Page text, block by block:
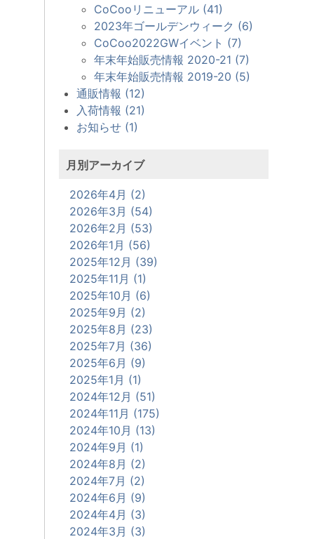
CoCooリニューアル (41)
2023年ゴールデンウィーク (6)
CoCoo2022GWイベント (7)
年末年始販売情報 2020-21 (7)
年末年始販売情報 2019-20 (5)
通販情報 (12)
入荷情報 (21)
お知らせ (1)
月別アーカイブ
2026年4月 (2)
2026年3月 (54)
2026年2月 (53)
2026年1月 (56)
2025年12月 (39)
2025年11月 (1)
2025年10月 (6)
2025年9月 (2)
2025年8月 (23)
2025年7月 (36)
2025年6月 (9)
2025年1月 (1)
2024年12月 (51)
2024年11月 (175)
2024年10月 (13)
2024年9月 (1)
2024年8月 (2)
2024年7月 (2)
2024年6月 (9)
2024年4月 (3)
2024年3月 (3)